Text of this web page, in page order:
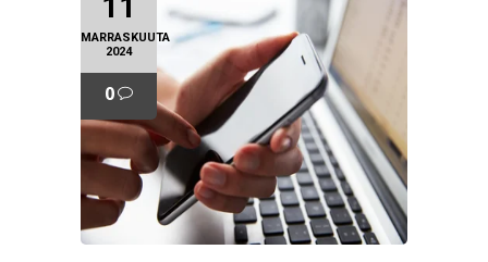
MARRASKUUTA
2024
0